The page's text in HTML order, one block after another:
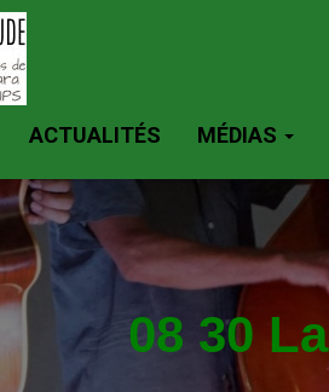
ACTUALITÉS MÉDIAS
08 30